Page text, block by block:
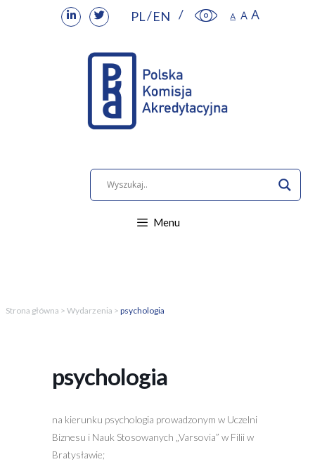
PL EN
Menu
Strona główna > Wydarzenia > psychologia
psychologia
na kierunku psychologia prowadzonym w Uczelni
Biznesu i Nauk Stosowanych „Varsovia” w Filii w
Bratysławie;